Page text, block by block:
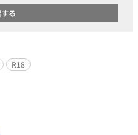
R18